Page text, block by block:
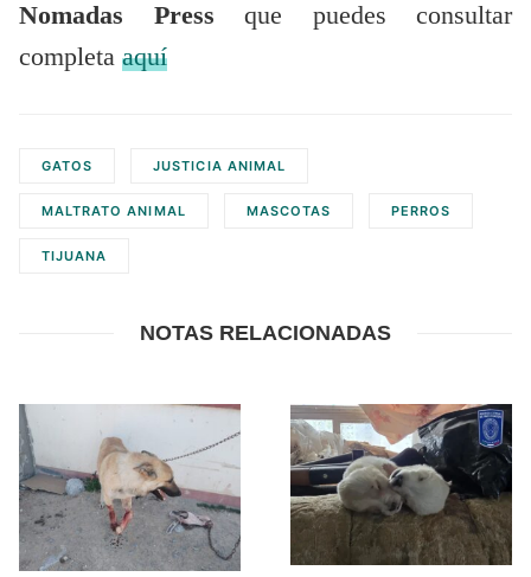
Nomadas Press que puedes consultar
completa aquí
GATOS JUSTICIA ANIMAL
MALTRATO ANIMAL MASCOTAS PERROS
TIJUANA
NOTAS RELACIONADAS